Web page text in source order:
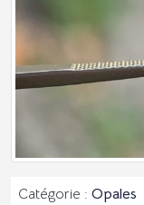
Catégorie : Opales